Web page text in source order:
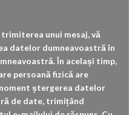
unui mesaj, vă
datelor dumneavoastră în
În același timp,
persoană fizică are
ștergerea datelor
de date, trimițând